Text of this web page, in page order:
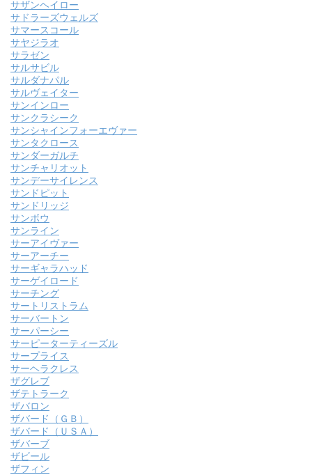
サザンヘイロー
サドラーズウェルズ
サマースコール
サヤジラオ
サラゼン
サルサビル
サルダナパル
サルヴェイター
サンインロー
サンクラシーク
サンシャインフォーエヴァー
サンタクロース
サンダーガルチ
サンチャリオット
サンデーサイレンス
サンドピット
サンドリッジ
サンボウ
サンライン
サーアイヴァー
サーアーチー
サーギャラハッド
サーゲイロード
サーチング
サートリストラム
サーバートン
サーパーシー
サーピーターティーズル
サープライス
サーヘラクレス
ザグレブ
ザテトラーク
ザバロン
ザバード（ＧＢ）
ザバード（ＵＳＡ）
ザバーブ
ザビール
ザフィン